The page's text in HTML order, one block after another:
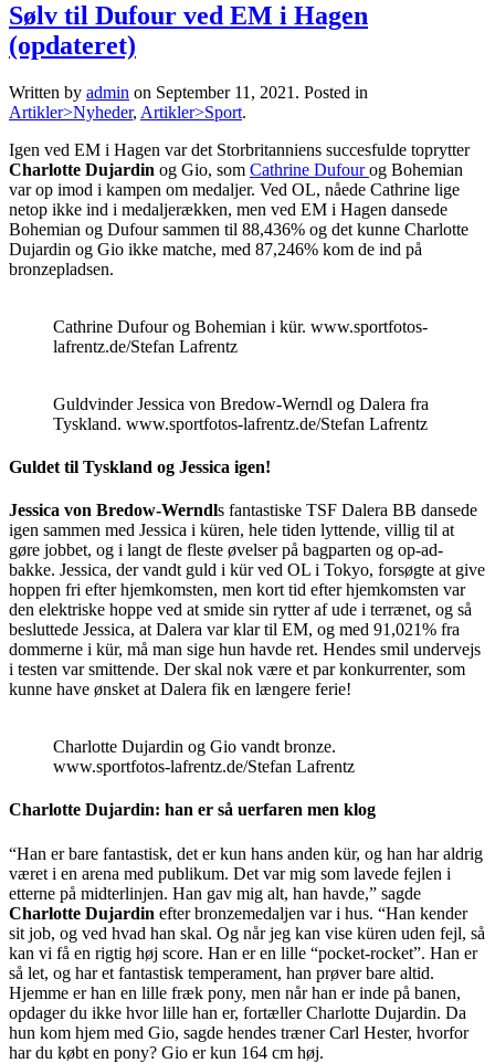
Sølv til Dufour ved EM i Hagen
(opdateret)
Written by admin on September 11, 2021 . Posted in
Artikler>Nyheder, Artikler>Sport.
Igen ved EM i Hagen var det Storbritanniens succesfulde toprytter
Charlotte Dujardin og Gio, som Cathrine Dufourog Bohemian
var op imod i kampen om medaljer. Ved OL, nåede Cathrine lige
netop ikke ind i medaljerækken, men ved EM i Hagen dansede
Bohemian og Dufour sammen til 88,436% og det kunne Charlotte
Dujardin og Gio ikke matche, med 87,246% kom de ind på
bronzepladsen.
Cathrine Dufour og Bohemian i kür. www.sportfotos-
lafrentz.de/Stefan Lafrentz
Guldvinder Jessica von Bredow-Werndl og Dalera fra
Tyskland. www.sportfotos-lafrentz.de/Stefan Lafrentz
Guldet til Tyskland og Jessica igen!
Jessica von Bredow-Werndls fantastiske TSF Dalera BB dansede
igen sammen med Jessica i küren, hele tiden lyttende, villig til at
gøre jobbet, og i langt de fleste øvelser på bagparten og op-ad-
bakke. Jessica, der vandt guld i kür ved OL i Tokyo, forsøgte at give
hoppen fri efter hjemkomsten, men kort tid efter hjemkomsten var
den elektriske hoppe ved at smide sin rytter af ude i terrænet, og så
besluttede Jessica, at Dalera var klar til EM, og med 91,021% fra
dommerne i kür, må man sige hun havde ret. Hendes smil undervejs
i testen var smittende. Der skal nok være et par konkurrenter, som
kunne have ønsket at Dalera fik en længere ferie!
Charlotte Dujardin og Gio vandt bronze.
www.sportfotos-lafrentz.de/Stefan Lafrentz
Charlotte Dujardin: han er så uerfaren men klog
“Han er bare fantastisk, det er kun hans anden kür, og han har aldrig
været i en arena med publikum. Det var mig som lavede fejlen i
etterne på midterlinjen. Han gav mig alt, han havde,” sagde
Charlotte Dujardin efter bronzemedaljen var i hus. “Han kender
sit job, og ved hvad han skal. Og når jeg kan vise küren uden fejl, så
kan vi få en rigtig høj score. Han er en lille “pocket-rocket”. Han er
så let, og har et fantastisk temperament, han prøver bare altid.
Hjemme er han en lille fræk pony, men når han er inde på banen,
opdager du ikke hvor lille han er, fortæller Charlotte Dujardin. Da
hun kom hjem med Gio, sagde hendes træner Carl Hester, hvorfor
har du købt en pony? Gio er kun 164 cm høj.